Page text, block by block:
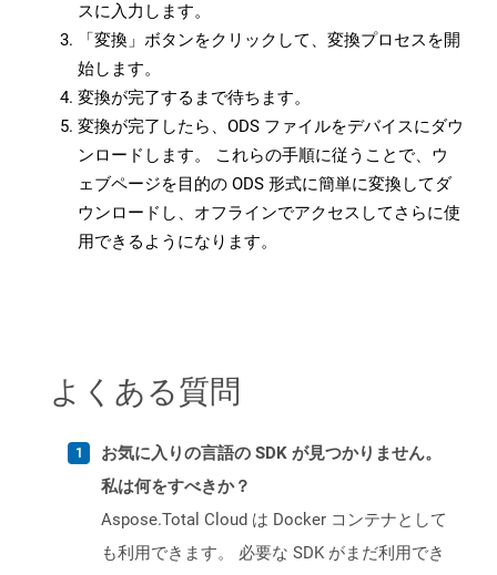
スに入力します。
「変換」ボタンをクリックして、変換プロセスを開
始します。
変換が完了するまで待ちます。
変換が完了したら、ODS ファイルをデバイスにダウ
ンロードします。 これらの手順に従うことで、ウ
ェブページを目的の ODS 形式に簡単に変換してダ
ウンロードし、オフラインでアクセスしてさらに使
用できるようになります。
よくある質問
お気に入りの言語の SDK が見つかりません。
私は何をすべきか？
Aspose.Total Cloud は Docker コンテナとして
も利用できます。 必要な SDK がまだ利用でき